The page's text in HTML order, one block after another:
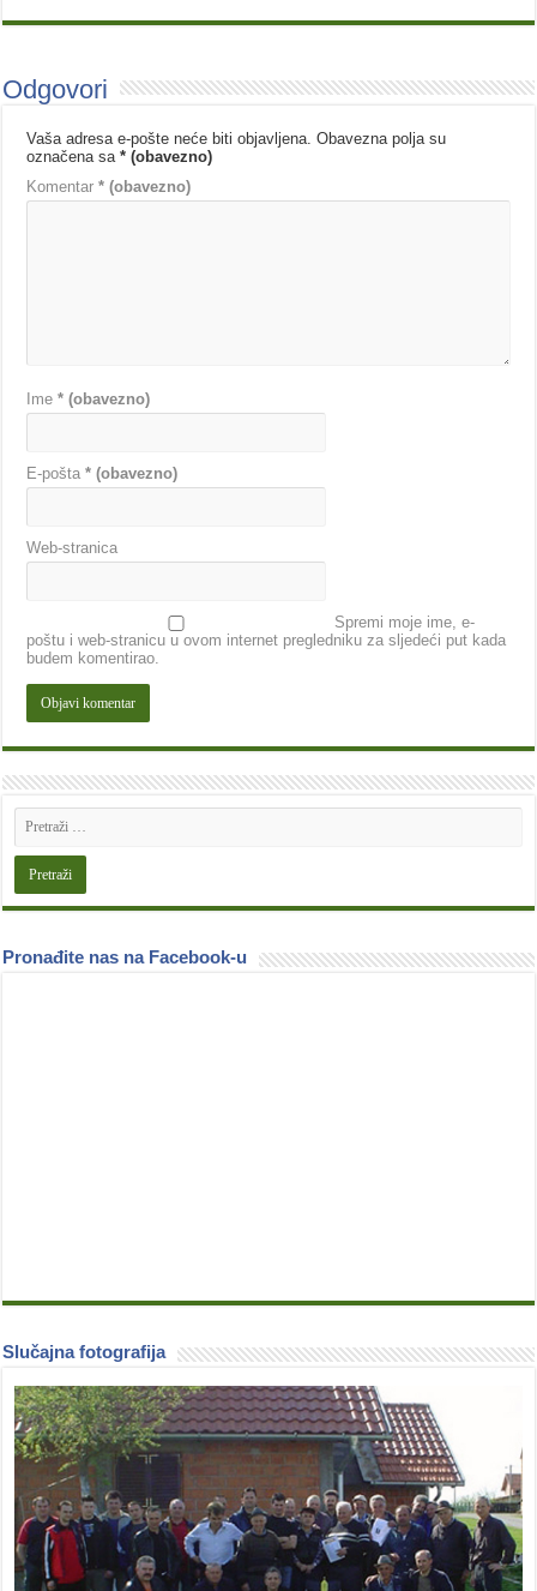
Odgovori
Vaša adresa e-pošte neće biti objavljena. Obavezna polja su
označena sa* (obavezno)
Komentar* (obavezno)
Ime* (obavezno)
E-pošta* (obavezno)
Web-stranica
Spremi moje ime, e-
poštu i web-stranicu u ovom internet pregledniku za sljedeći put kada
budem komentirao.
Pronađite nas na Facebook-u
Slučajna fotografija